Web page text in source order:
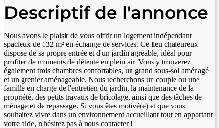
Descriptif de l'annonce
Nous avons le plaisir de vous offrir un logement indépendant
spacieux de 132 m² en échange de services. Ce lieu chaleureux
dispose de sa propre entrée et d'un jardin agréable, idéal pour
profiter de moments de détente en plein air. Vous y trouverez
également trois chambres confortables, un grand sous-sol aménagé
et un grenier aménageable. Nous recherchons un couple ou une
famille en charge de l'entretien du jardin, la maintenance de la
propriété, des petits travaux de bricolage, ainsi que des tâches de
ménage et de repassage. Si vous êtes motivé(e) et que vous
souhaitez vivre dans un environnement accueillant tout en apportant
votre aide, n'hésitez pas à nous contacter !